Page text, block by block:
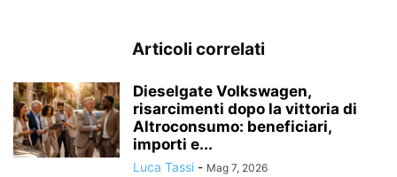
Articoli correlati
Dieselgate Volkswagen,
risarcimenti dopo la vittoria di
Altroconsumo: beneficiari,
importi e...
Luca Tassi - Mag 7, 2026